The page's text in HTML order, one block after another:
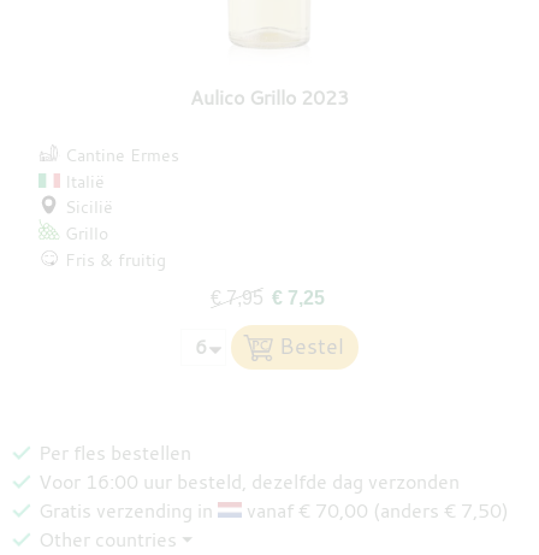
Aulico Grillo 2023
Cantine Ermes
Italië
Sicilië
Grillo
Fris & fruitig
€ 7,95 € 7,25
Per fles bestellen
Voor 16:00 uur besteld, dezelfde dag verzonden
Gratis verzending in
vanaf € 70,00 (anders € 7,50)
Other countries ⏷